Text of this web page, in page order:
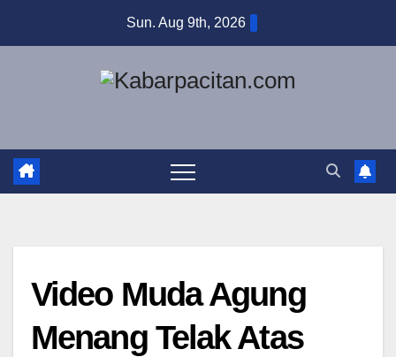
Sun. Aug 9th, 2026
Video Muda Agung
Menang Telak Atas